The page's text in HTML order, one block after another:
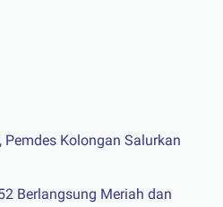
Pemdes Kolongan Salurkan
Berlangsung Meriah dan